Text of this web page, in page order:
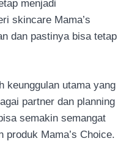
menjadi
skincare Mama’s
dan pastinya bisa tetap
keunggulan utama yang
partner dan planning
semakin semangat
produk Mama’s Choice.